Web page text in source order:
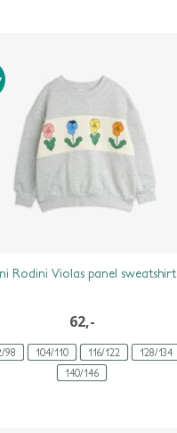
98 104/110 116/122
128/134
140/146
Rodini Violas panel sweatshirt
62,-